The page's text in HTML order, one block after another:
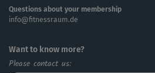
komplett auf dem Step
komplett am Boden abzurollen.
Questions about your membership
info@fitnessraum.de
Want to know more?
Please contact us: